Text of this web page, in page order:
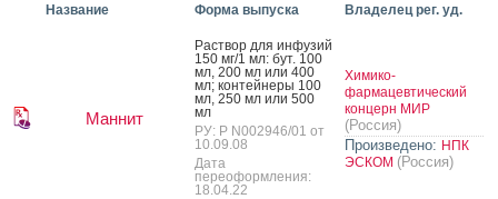
Название Форма выпуска Владелец рег. уд.
Маннит
Рас­твор для ин­фу­зий
150 мг/1 мл: бут. 100
мл, 200 мл или 400
мл; кон­тей­не­ры 100
мл, 250 мл или 500
мл
РУ: Р N002946/01 от
10.09.08
Дата
переоформления:
18.04.22
Химико-
фармацевтический
концерн МИР
(Россия)
Произведено: НПК
ЭСКОМ (Россия)